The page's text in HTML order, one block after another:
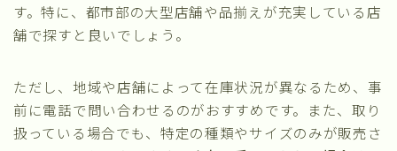
す。特に、都市部の大型店舗や品揃えが充実している店
舗で探すと良いでしょう。
ただし、地域や店舗によって在庫状況が異なるため、事
前に電話で問い合わせるのがおすすめです。また、取り
扱っている場合でも、特定の種類やサイズのみが販売さ